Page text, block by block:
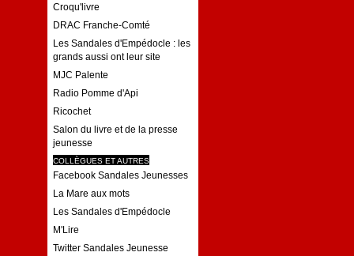
Croqu'livre
DRAC Franche-Comté
Les Sandales d'Empédocle : les
grands aussi ont leur site
MJC Palente
Radio Pomme d'Api
Ricochet
Salon du livre et de la presse
jeunesse
COLLÈGUES ET AUTRES
Facebook Sandales Jeunesses
La Mare aux mots
Les Sandales d'Empédocle
M'Lire
Twitter Sandales Jeunesse